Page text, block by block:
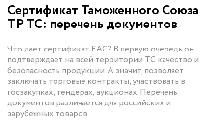
Сертификат Таможенного Союза
ТР ТС: перечень документов
Что дает сертификат ЕАС? В первую очередь он
подтверждает на всей территории ТС качество и
безопасность продукции. А значит, позволяет
заключать торговые контракты, участвовать в
госзакупках, тендерах, аукционах. Перечень
документов различается для российских и
зарубежных товаров.